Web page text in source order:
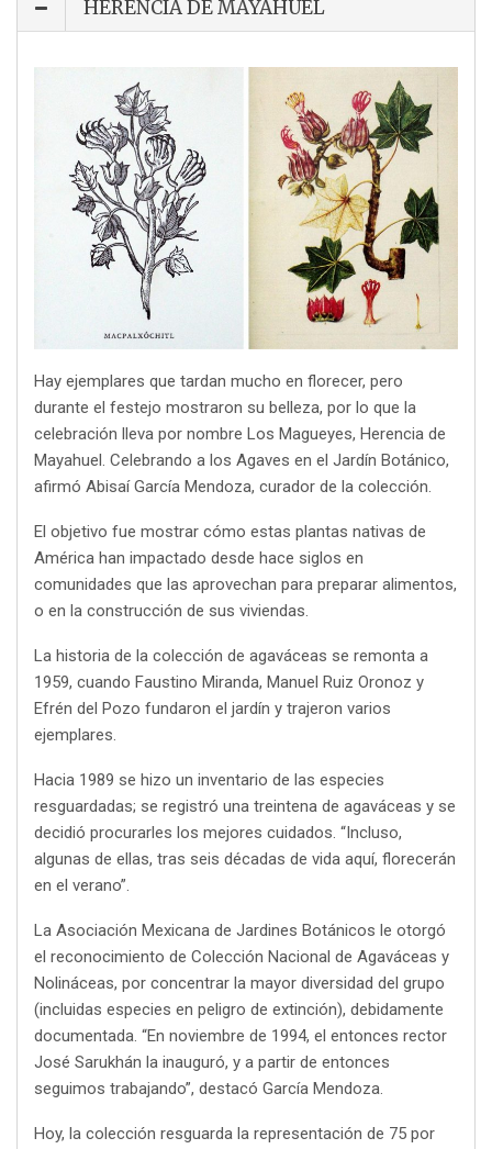
HERENCIA DE MAYAHUEL
Hay ejemplares que tardan mucho en florecer, pero
durante el festejo mostraron su belleza, por lo que la
celebración lleva por nombre Los Magueyes, Herencia de
Mayahuel. Celebrando a los Agaves en el Jardín Botánico,
afirmó Abisaí García Mendoza, curador de la colección.
El objetivo fue mostrar cómo estas plantas nativas de
América han impactado desde hace siglos en
comunidades que las aprovechan para preparar alimentos,
o en la construcción de sus viviendas.
La historia de la colección de agaváceas se remonta a
1959, cuando Faustino Miranda, Manuel Ruiz Oronoz y
Efrén del Pozo fundaron el jardín y trajeron varios
ejemplares.
Hacia 1989 se hizo un inventario de las especies
resguardadas; se registró una treintena de agaváceas y se
decidió procurarles los mejores cuidados. “Incluso,
algunas de ellas, tras seis décadas de vida aquí, florecerán
en el verano”.
La Asociación Mexicana de Jardines Botánicos le otorgó
el reconocimiento de Colección Nacional de Agaváceas y
Nolináceas, por concentrar la mayor diversidad del grupo
(incluidas especies en peligro de extinción), debidamente
documentada. “En noviembre de 1994, el entonces rector
José Sarukhán la inauguró, y a partir de entonces
seguimos trabajando”, destacó García Mendoza.
Hoy, la colección resguarda la representación de 75 por